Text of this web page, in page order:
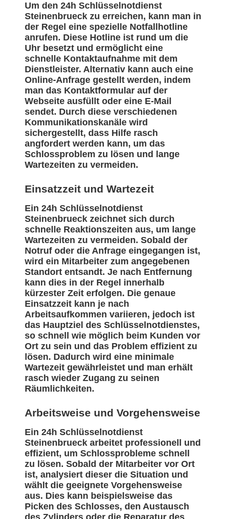
Um den 24h Schlüsselnotdienst
Steinenbrueck zu erreichen, kann man in
der Regel eine spezielle Notfallhotline
anrufen. Diese Hotline ist rund um die
Uhr besetzt und ermöglicht eine
schnelle Kontaktaufnahme mit dem
Dienstleister. Alternativ kann auch eine
Online-Anfrage gestellt werden, indem
man das Kontaktformular auf der
Webseite ausfüllt oder eine E-Mail
sendet. Durch diese verschiedenen
Kommunikationskanäle wird
sichergestellt, dass Hilfe rasch
angfordert werden kann, um das
Schlossproblem zu lösen und lange
Wartezeiten zu vermeiden.
Einsatzzeit und Wartezeit
Ein 24h Schlüsselnotdienst
Steinenbrueck zeichnet sich durch
schnelle Reaktionszeiten aus, um lange
Wartezeiten zu vermeiden. Sobald der
Notruf oder die Anfrage eingegangen ist,
wird ein Mitarbeiter zum angegebenen
Standort entsandt. Je nach Entfernung
kann dies in der Regel innerhalb
kürzester Zeit erfolgen. Die genaue
Einsatzzeit kann je nach
Arbeitsaufkommen variieren, jedoch ist
das Hauptziel des Schlüsselnotdienstes,
so schnell wie möglich beim Kunden vor
Ort zu sein und das Problem effizient zu
lösen. Dadurch wird eine minimale
Wartezeit gewährleistet und man erhält
rasch wieder Zugang zu seinen
Räumlichkeiten.
Arbeitsweise und Vorgehensweise
Ein 24h Schlüsselnotdienst
Steinenbrueck arbeitet professionell und
effizient, um Schlossprobleme schnell
zu lösen. Sobald der Mitarbeiter vor Ort
ist, analysiert dieser die Situation und
wählt die geeignete Vorgehensweise
aus. Dies kann beispielsweise das
Picken des Schlosses, den Austausch